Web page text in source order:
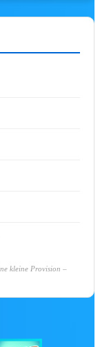
in deine Watchlist
kleine Provision –